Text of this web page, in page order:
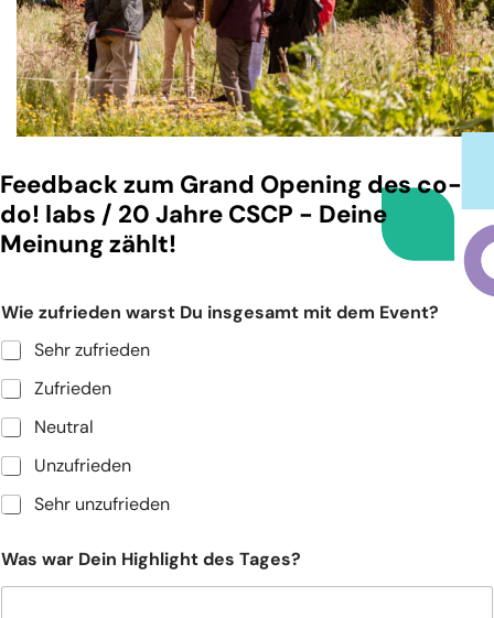
Storytelling für Innovation
WER WIR SIND
Das co-do! Team
Unser inspirierendes Zuhause - Gut Einern
UNSER ANSATZ
10% Ansatz
Transformationsreise
100 Stimmen zur Zukunft
Feedback zum Grand Opening des co-
do! labs / 20 Jahre CSCP - Deine
Meinung zählt!
Wie zufrieden warst Du insgesamt mit dem Event?
Sehr zufrieden
Zufrieden
Neutral
Unzufrieden
Sehr unzufrieden
Was war Dein Highlight des Tages?